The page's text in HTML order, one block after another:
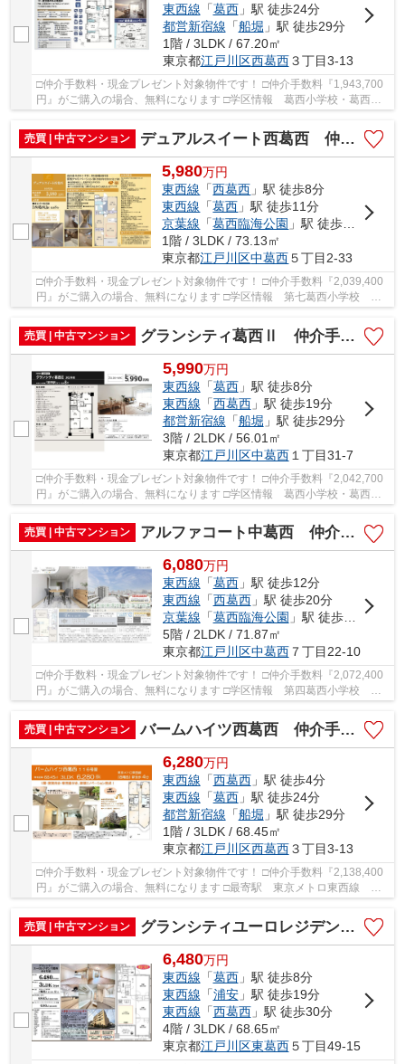
東西線 「葛西」駅 徒歩24分
都営新宿線 「船堀 」駅 徒歩29分
1階 / 3LDK / 67.20㎡
東京都江戸川区西葛西３丁目3-13
□仲介手数料・現金プレゼント対象物件です！ □仲介手数料『1,943,700
円』がご購入の場合、無料になります □学区情報 葛西小学校・葛西中
学校 □最寄駅 東西線 西葛西駅 徒歩約4分 □...
売買 | 中古マンション
デュアルスイート西葛西 仲介手数料無料＋15万円現金プレゼント中
5,980万円
東西線 「西葛西 」駅 徒歩8分
東西線 「葛西 」駅 徒歩11分
京葉線 「葛西臨海公園 」駅 徒歩36分
1階 / 3LDK / 73.13㎡
東京都江戸川区中葛西５丁目2-33
□仲介手数料・現金プレゼント対象物件です！ □仲介手数料『2,039,400
円』がご購入の場合、無料になります □学区情報 第七葛西小学校 約
10分 葛西第三中学校 約9分 □最寄駅 東京メ...
売買 | 中古マンション
グランシティ葛西Ⅱ 仲介手数料無料＋15万円現金プレゼント中
5,990万円
東西線 「葛西」駅 徒歩8分
東西線 「西葛西」駅 徒歩19分
都営新宿線 「船堀 」駅 徒歩29分
3階 / 2LDK / 56.01㎡
東京都江戸川区中葛西１丁目31-7
□仲介手数料・現金プレゼント対象物件です！ □仲介手数料『2,042,700
円』がご購入の場合、無料になります □学区情報 葛西小学校・葛西中
学校 □最寄駅 東京メトロ東西線 葛西駅 徒...
売買 | 中古マンション
アルファコート中葛西 仲介手数料無料＋40万円現金プレゼント中
6,080万円
東西線 「葛西」駅 徒歩12分
東西線 「西葛西」駅 徒歩20分
京葉線 「葛西臨海公園 」駅 徒歩31分
5階 / 2LDK / 71.87㎡
東京都江戸川区中葛西７丁目22-10
□仲介手数料・現金プレゼント対象物件です！ □仲介手数料『2,072,400
円』がご購入の場合、無料になります □学区情報 第四葛西小学校 約5
売買 | 中古マンション
バームハイツ西葛西 仲介手数料無料＋40万円現金プレゼント中
6,280万円
東西線 「西葛西」駅 徒歩4分
東西線 「葛西」駅 徒歩24分
都営新宿線 「船堀 」駅 徒歩29分
1階 / 3LDK / 68.45㎡
東京都江戸川区西葛西３丁目3-13
□仲介手数料・現金プレゼント対象物件です！ □仲介手数料『2,138,400
円』がご購入の場合、無料になります □最寄駅 東京メトロ東西線 西
売買 | 中古マンション
グランシティユーロレジデンス葛西 仲介手数料無料＋40万円現金プレゼント中
6,480万円
東西線 「葛西」駅 徒歩8分
東西線 「浦安」駅 徒歩19分
東西線 「西葛西」駅 徒歩30分
4階 / 3LDK / 68.65㎡
東京都江戸川区東葛西５丁目49-15